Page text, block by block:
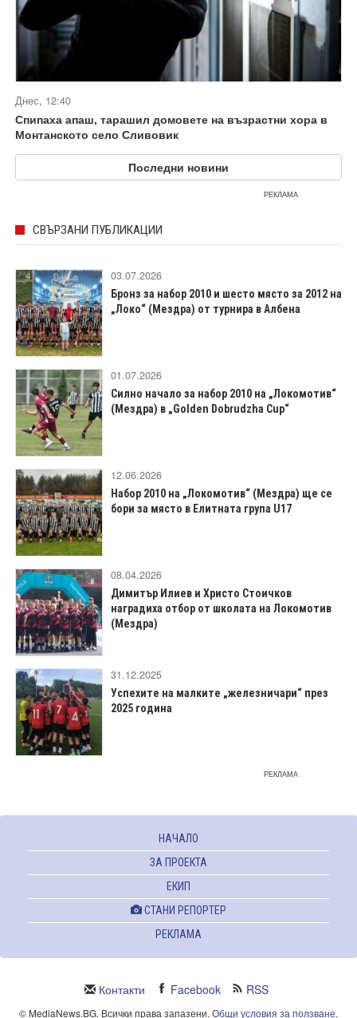
Днес, 12:40
Спипаха апаш, тарашил домовете на възрастни хора в
Монтанското село Сливовик
Последни новини
РЕКЛАМА
СВЪРЗАНИ ПУБЛИКАЦИИ
03.07.2026
Бронз за набор 2010 и шесто място за 2012 на
„Локо“ (Мездра) от турнира в Албена
01.07.2026
Силно начало за набор 2010 на „Локомотив“
(Мездра) в „Golden Dobrudzha Cup“
12.06.2026
Набор 2010 на „Локомотив“ (Мездра) ще се
бори за място в Елитната група U17
08.04.2026
Димитър Илиев и Христо Стоичков
наградиха отбор от школата на Локомотив
(Мездра)
31.12.2025
Успехите на малките „железничари“ през
2025 година
РЕКЛАМА
НАЧАЛО
ЗА ПРОЕКТА
ЕКИП
СТАНИ РЕПОРТЕР
РЕКЛАМА
Контакти Facebook RSS
© MediaNews.BG. Всички права запазени. Общи условия за ползване.